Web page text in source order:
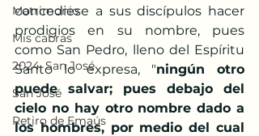
Matrimonio
Mis cabras
2024, San José
San José
Retiro de Emaús
concediese a sus discípulos hacer
prodigios en su nombre, pues
como San Pedro, lleno del Espíritu
Santo lo expresa, "ningún otro
puede salvar; pues debajo del
cielo no hay otro nombre dado a
los hombres, por medio del cual